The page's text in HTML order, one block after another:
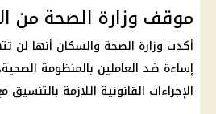
موقف وزارة الصحة من
أكدت وزارة الصحة والسكان أنها لن
إساءة ضد العاملين بالمنظومة
الإجراءات القانونية اللازمة